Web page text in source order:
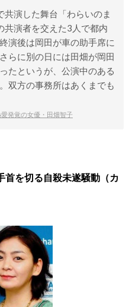
演した舞台「わらいのま
共演者を交えた3人で都内
演後は岡田が車の助手席に
らに別の日には田畑が岡田
たというが、公演中のある
双方の事務所はあくまでも
発覚の女優・田畑智子
首を切る自殺未遂騒動（カ